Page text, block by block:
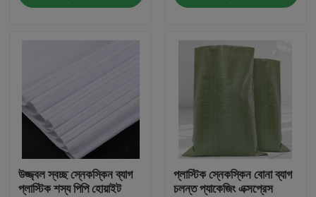
যোগাযোগ করুন
নমনীয় পিভিসি টিউবিং
তাপ সঙ্কুচিত নল
ঢেউখেলান নমনীয় টিউবিং
উজ্জ্বল স্বচ্ছ স্নেকস্কিন ব্যাগ
প্লাস্টিক শস্য পিপি হোয়াইট
প্লাস্টিক স্নেকস্কিন বোনা ব্যাগ
চলন্ত প্যাকেজিং এক্সপ্রেস